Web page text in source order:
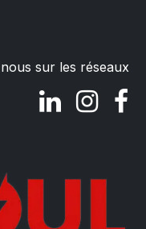
sur les réseaux